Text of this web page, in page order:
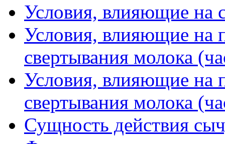
Условия, влияющие на
Условия, влияющие на
свертывания молока
Условия, влияющие на
свертывания молока
Сущность действия